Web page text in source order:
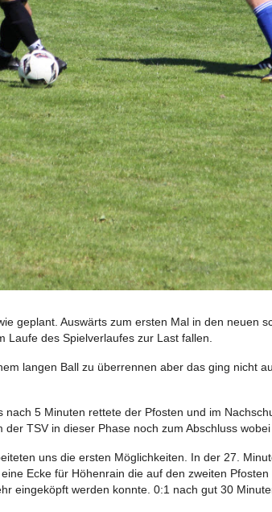
geplant. Auswärts zum ersten Mal in den
Laufe des Spielverlaufes zur Last fallen.
langen Ball zu überrennen aber das ging nicht
5 Minuten rettete der Pfosten und im
TSV in dieser Phase noch zum Abschluss
uns die ersten Möglichkeiten. In der 27.
Ecke für Höhenrain die auf den zweiten
eingeköpft werden konnte. 0:1 nach gut 30